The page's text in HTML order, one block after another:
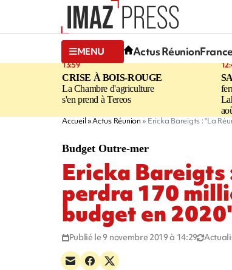
MENU Actus Réunion
13:59
CRISE À BOIS-ROUGE
La Chambre d'agriculture
s'en prend à Tereos
Accueil Actus Réunion Ericka Bareigts : "La
Budget Outre-mer
Ericka Bareigts
perdra 170
budget en
Publié le 9 novembre 2019 à 14:29